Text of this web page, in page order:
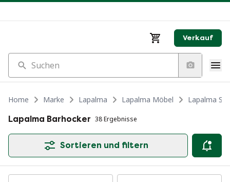
Verkauf
Suchen
Home Marke Lapalma Lapalma Möbel
Lapalma
Lapalma Barhocker 38 Ergebnisse
Sortieren und filtern